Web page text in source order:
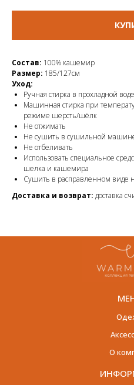
Состав: 100% кашемир
Размер: 185/127см
Уход:
Ручная стирка в прохладной воде
Машинная стирка при
режиме шерсть/шёлк
Не отжимать
Не сушить в сушильной
Не отбеливать
Использовать специальное
шелка и кашемира
Сушить в расправленном виде
Доставка и возврат: доставка
О